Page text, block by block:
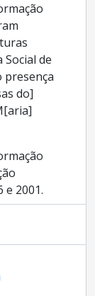
Social de
presença
do]
e 2001.